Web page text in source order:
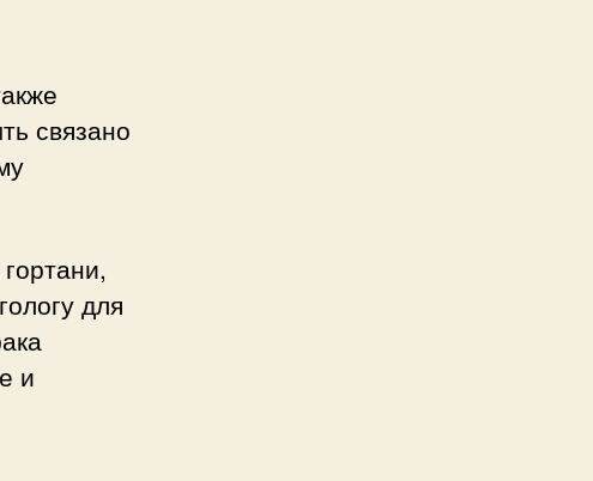
связано
для
и